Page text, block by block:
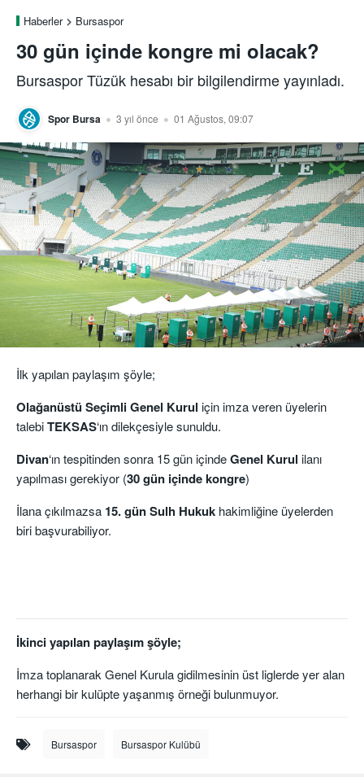
Haberler Bursaspor
30 gün içinde kongre mi olacak?
Bursaspor Tüzük hesabı bir bilgilendirme yayınladı.
Spor Bursa 3 yıl önce 01 Ağustos, 09:07
İlk yapılan paylaşım şöyle;
Olağanüstü Seçimli Genel Kurul için imza veren üyelerin
talebiTEKSAS‘ın dilekçesiyle sunuldu.
Divan‘ın tespitinden sonra 15 gün içindeGenel Kurul ilanı
yapılması gerekiyor (30 gün içinde kongre)
İlana çıkılmazsa 15. gün Sulh Hukuk hakimliğine üyelerden
biri başvurabiliyor.
İkinci yapılan paylaşım şöyle;
İmza toplanarak Genel Kurula gidilmesinin üst liglerde yer alan
herhangi bir kulüpte yaşanmış örneği bulunmuyor.
Bursaspor Bursaspor Kulübü